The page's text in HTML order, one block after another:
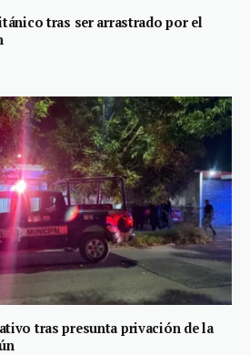
tras ser arrastrado por el
tras presunta privación de la